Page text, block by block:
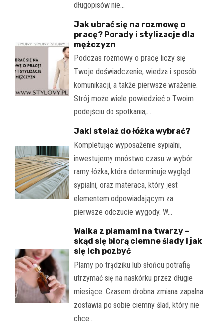
długopisów nie…
Jak ubrać się na rozmowę o
pracę? Porady i stylizacje dla
mężczyzn
Podczas rozmowy o pracę liczy się
Twoje doświadczenie, wiedza i sposób
komunikacji, a także pierwsze wrażenie.
Strój może wiele powiedzieć o Twoim
podejściu do spotkania,…
Jaki stelaż do łóżka wybrać?
Kompletując wyposażenie sypialni,
inwestujemy mnóstwo czasu w wybór
ramy łóżka, która determinuje wygląd
sypialni, oraz materaca, który jest
elementem odpowiadającym za
pierwsze odczucie wygody. W…
Walka z plamami na twarzy –
skąd się biorą ciemne ślady i jak
się ich pozbyć
Plamy po trądziku lub słońcu potrafią
utrzymać się na naskórku przez długie
miesiące. Czasem drobna zmiana zapalna
zostawia po sobie ciemny ślad, który nie
chce…